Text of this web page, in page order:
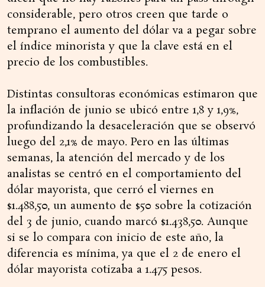
considerable, pero otros creen que tarde o
temprano el aumento del dólar va a pegar sobre
el índice minorista y que la clave está en el
precio de los combustibles.
Distintas consultoras económicas estimaron que
la inflación de junio se ubicó entre 1,8 y 1,9%,
profundizando la desaceleración que se observó
luego del 2,1% de mayo. Pero en las últimas
semanas, la atención del mercado y de los
analistas se centró en el comportamiento del
dólar mayorista, que cerró el viernes en
$1.488,50, un aumento de $50 sobre la cotización
del 3 de junio, cuando marcó $1.438,50. Aunque
si se lo compara con inicio de este año, la
diferencia es mínima, ya que el 2 de enero el
dólar mayorista cotizaba a 1.475 pesos.